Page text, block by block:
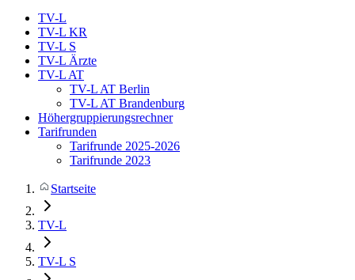
TV-L
TV-L KR
TV-L S
TV-L Ärzte
TV-L AT
TV-L AT Berlin
TV-L AT Brandenburg
Höhergruppierungsrechner
Tarifrunden
Tarifrunde 2025-2026
Tarifrunde 2023
Startseite
TV-L
TV-L S